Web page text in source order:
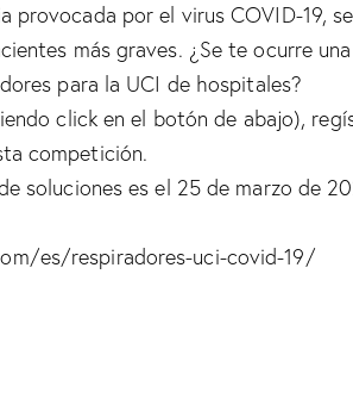
provocada por el virus COVID-19,
más graves. ¿Se te ocurre
para la UCI de hospitales?
click en el botón de abajo),
competición.
soluciones es el 25 de marzo de
es/respiradores-uci-covid-19/